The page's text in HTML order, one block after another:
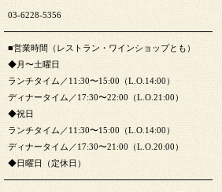
03-6228-5356
■営業時間（レストラン・ワインショップとも）
◆月〜土曜日
ランチタイム／11:30〜15:00（L.O.14:00）
ディナータイム／17:30〜22:00（L.O.21:00）
◆祝日
ランチタイム／11:30〜15:00（L.O.14:00）
ディナータイム／17:30〜21:00（L.O.20:00）
◆日曜日（定休日）